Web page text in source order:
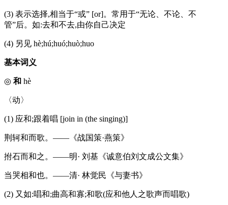
(3) 表示选择,相当于“或” [or]。常用于“无论、不论、不
管”后。如:去和不去,由你自己决定
(4) 另见 hè;hú;huó;huò;huo
基本词义
◎ 和 hè
〈动〉
(1) 应和;跟着唱 [join in (the singing)]
荆轲和而歌。——《战国策·燕策》
拊石而和之。——明· 刘基《诚意伯刘文成公文集》
当哭相和也。——清· 林觉民《与妻书》
(2) 又如:唱和;曲高和寡;和歌(应和他人之歌声而唱歌)